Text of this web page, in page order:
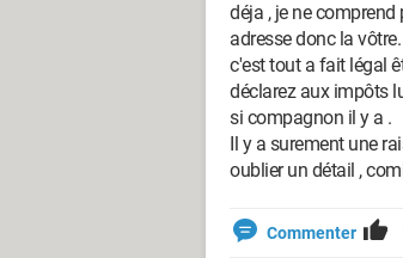
déja , je ne
adresse donc la
c'est tout a fait légal
déclarez aux impôts
si compagnon il y a .
Il y a surement une
oublier un détail ,
Commenter